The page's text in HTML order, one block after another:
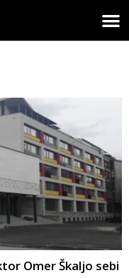
Omer Škaljo sebi